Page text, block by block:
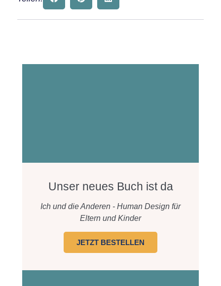
Unser neues Buch ist da
Ich und die Anderen - Human Design für
Eltern und Kinder
JETZT BESTELLEN